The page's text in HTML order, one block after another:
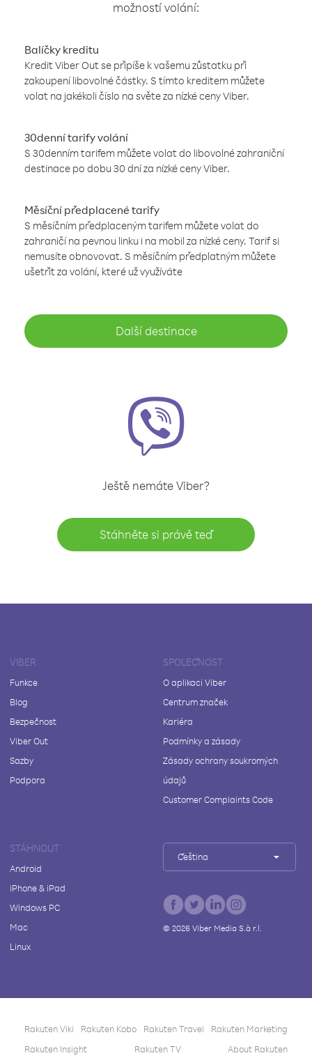
možností volání:
Balíčky kreditu
Kredit Viber Out se připíše k vašemu zůstatku při
zakoupení libovolné částky. S tímto kreditem můžete
volat na jakékoli číslo na světe za nízké ceny Viber.
30denní tarify volání
S 30denním tarifem můžete volat do libovolné zahraniční
destinace po dobu 30 dní za nízké ceny Viber.
Měsíční předplacené tarify
S měsíčním předplaceným tarifem můžete volat do
zahraničí na pevnou linku i na mobil za nízké ceny. Tarif si
nemusíte obnovovat. S měsíčním předplatným můžete
ušetřit za volání, které už využíváte
Další destinace
Ještě nemáte Viber?
Stáhněte si právě teď
VIBER
Funkce
Blog
Bezpečnost
Viber Out
Sazby
Podpora
SPOLEČNOST
O aplikaci Viber
Centrum značek
Kariéra
Podmínky a zásady
Zásady ochrany soukromých
údajů
Customer Complaints Code
STÁHNOUT
Android
iPhone & iPad
Windows PC
Mac
Linux
Čeština
© 2026Viber Media S.à r.l.
Rakuten Viki Rakuten Kobo Rakuten Travel
Rakuten Marketing
Rakuten Insight
Rakuten TV About Rakuten